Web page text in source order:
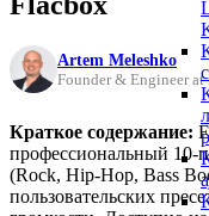
Artem Meleshko
Founder & Engineer at
Краткое содержание:
профессиональный 10-
(Rock, Hip-Hop, Bass
пользовательских